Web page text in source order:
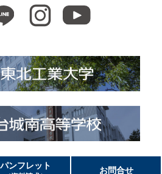
of Technology. All Right Reserved.
パンフレット
お問合せ